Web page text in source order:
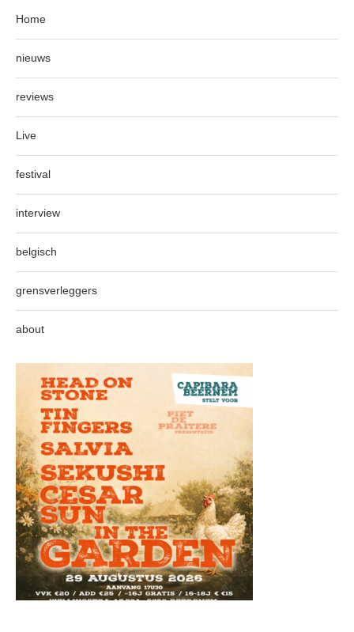
Home
nieuws
reviews
Live
festival
interview
belgisch
grensverleggers
about